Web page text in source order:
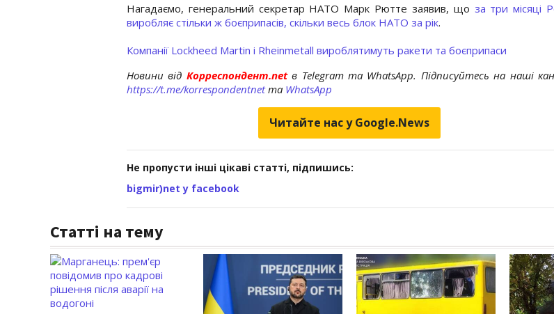
Нагадаємо, генеральний секретар НАТО Марк Рютте заявив, що за три місяці
виробляє стільки ж боєприпасів, скільки весь блок НАТО за рік.
Компанії Lockheed Martin і Rheinmetall вироблятимуть ракети та боєприпаси
Новини від Корреспондент.netв Telegram та WhatsApp. Підписуйтесь на наші
https://t.me/korrespondentnetта WhatsApp
Читайте нас у Google.News
Не пропусти інші цікаві статті, підпишись:
bigmir)net у facebook
Статті на тему